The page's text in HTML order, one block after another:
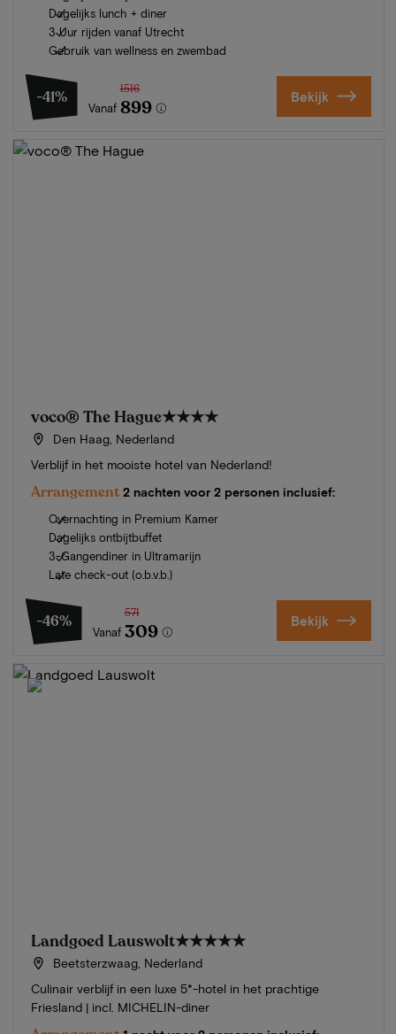
Dagelijks lunch + diner
3 Uur rijden vanaf Utrecht
Gebruik van wellness en zwembad
-41%
Vanaf
1516
899 Bekijk
voco® The Hague★★★★
Den Haag, Nederland
Verblijf in het mooiste hotel van Nederland!
Arrangement 2 nachten voor 2 personen inclusief:
Overnachting in Premium Kamer
Dagelijks ontbijtbuffet
3-Gangendiner in Ultramarijn
Late check-out (o.b.v.b.)
-46%
Vanaf
571
309 Bekijk
Landgoed Lauswolt★★★★★
Beetsterzwaag, Nederland
Culinair verblijf in een luxe 5*-hotel in het prachtige
Friesland | incl. MICHELIN-diner